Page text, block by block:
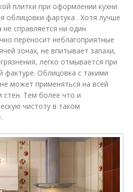
плитки при оформлении кухни
облицовки фартука . Хотя лучше
не справляется ни один
переносит неблагоприятные
зонах, не впитывает запахи,
легко отмывается при
фактуре. Облицовка с такими
может применяться на всей
стен. Тем более что и
чистоту в таком